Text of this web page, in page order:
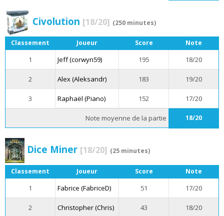
Civolution [18/20] (250 minutes)
Classement Joueur Score Note
1 Jeff (corwyn59) 195 18/20
2 Alex (Aleksandr) 183 19/20
3 Raphaël (Piano) 152 17/20
Note moyenne de la partie 18/20
Dice Miner [18/20] (25 minutes)
Classement Joueur Score Note
1 Fabrice (FabriceD) 51 17/20
2 Christopher (Chris) 43 18/20